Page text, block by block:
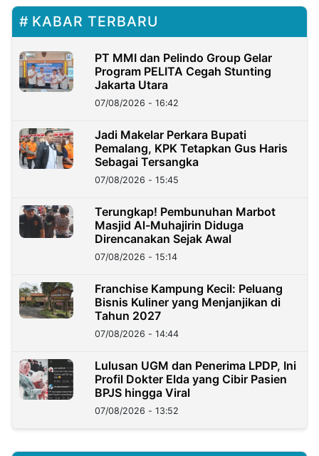
KABAR TERBARU
PT MMI dan Pelindo Group Gelar
Program PELITA Cegah Stunting
Jakarta Utara
07/08/2026 - 16:42
Jadi Makelar Perkara Bupati
Pemalang, KPK Tetapkan Gus Haris
Sebagai Tersangka
07/08/2026 - 15:45
Terungkap! Pembunuhan Marbot
Masjid Al-Muhajirin Diduga
Direncanakan Sejak Awal
07/08/2026 - 15:14
Franchise Kampung Kecil: Peluang
Bisnis Kuliner yang Menjanjikan di
Tahun 2027
07/08/2026 - 14:44
Lulusan UGM dan Penerima LPDP, Ini
Profil Dokter Elda yang Cibir Pasien
BPJS hingga Viral
07/08/2026 - 13:52